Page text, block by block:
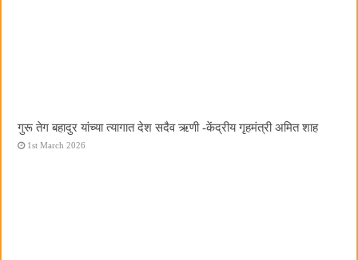
गुरू तेग बहादुर यांच्या त्यागात देश सदैव ऋणी -केंद्रीय गृहमंत्री अमित शाह
1st March 2026